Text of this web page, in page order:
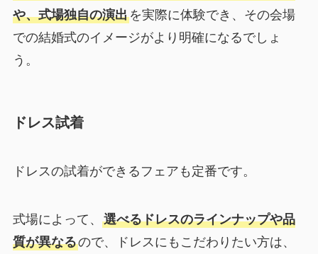
や、式場独自の演出を実際に体験でき、その会場
での結婚式のイメージがより明確になるでしょ
う。
ドレス試着
ドレスの試着ができるフェアも定番です。
式場によって、 選べるドレスのラインナップや品
質が異なるので、ドレスにもこだわりたい方は、